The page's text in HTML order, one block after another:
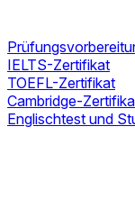
IELTS-Zertifikat
TOEFL-Zertifikat
Cambridge-
Englischtest und